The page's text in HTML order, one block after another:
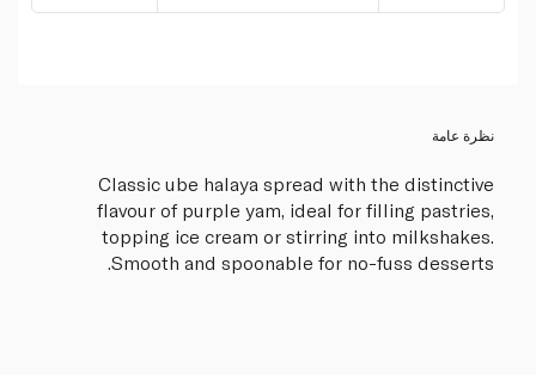
نظرة عامة
Classic ube halaya spread with the distinctive
flavour of purple yam, ideal for filling pastries,
topping ice cream or stirring into milkshakes.
Smooth and spoonable for no-fuss desserts.